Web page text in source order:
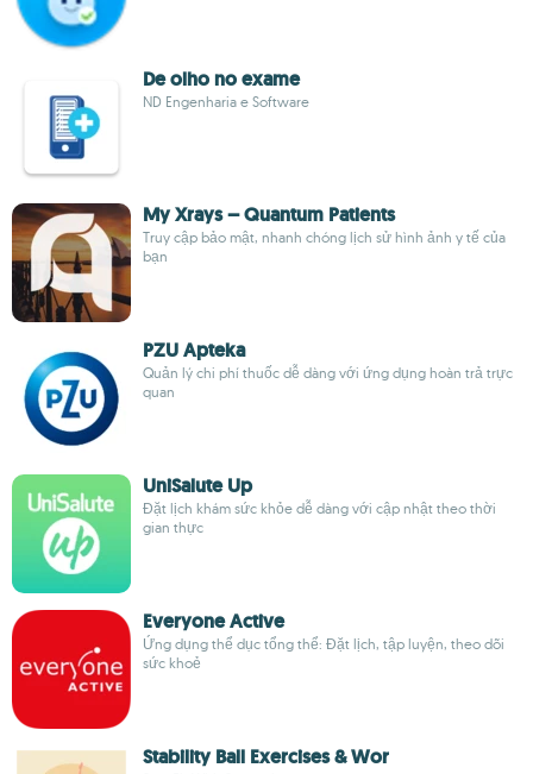
De olho no exame
ND Engenharia e Software
My Xrays – Quantum Patients
Truy cập bảo mật, nhanh chóng lịch sử hình ảnh y tế của
bạn
PZU Apteka
Quản lý chi phí thuốc dễ dàng với ứng dụng hoàn trả trực
quan
UniSalute Up
Đặt lịch khám sức khỏe dễ dàng với cập nhật theo thời
gian thực
Everyone Active
Ứng dụng thể dục tổng thể: Đặt lịch, tập luyện, theo dõi
sức khoẻ
Stability Ball Exercises & Wor